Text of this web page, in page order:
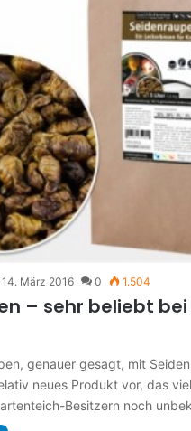
14. März 2016 0 1.504
– sehr beliebt bei
genauer gesagt, mit
neues Produkt vor, das
Besitzern noch